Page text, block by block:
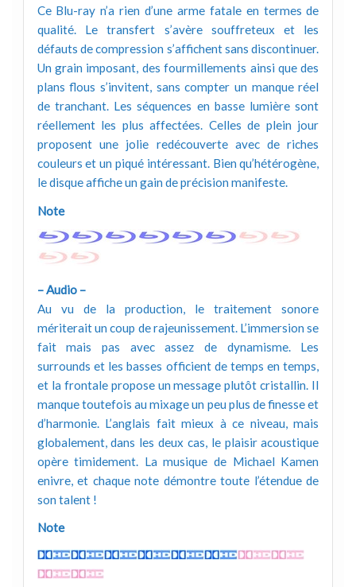
Ce Blu-ray n’a rien d’une arme fatale en termes de
qualité. Le transfert s’avère souffreteux et les
défauts de compression s’affichent sans discontinuer.
Un grain imposant, des fourmillements ainsi que des
plans flous s’invitent, sans compter un manque réel
de tranchant. Les séquences en basse lumière sont
réellement les plus affectées. Celles de plein jour
proposent une jolie redécouverte avec de riches
couleurs et un piqué intéressant. Bien qu’hétérogène,
le disque affiche un gain de précision manifeste.
Note
– Audio –
Au vu de la production, le traitement sonore
mériterait un coup de rajeunissement. L’immersion se
fait mais pas avec assez de dynamisme. Les
surrounds et les basses officient de temps en temps,
et la frontale propose un message plutôt cristallin. Il
manque toutefois au mixage un peu plus de finesse et
d’harmonie. L’anglais fait mieux à ce niveau, mais
globalement, dans les deux cas, le plaisir acoustique
opère timidement. La musique de Michael Kamen
enivre, et chaque note démontre toute l’étendue de
son talent !
Note